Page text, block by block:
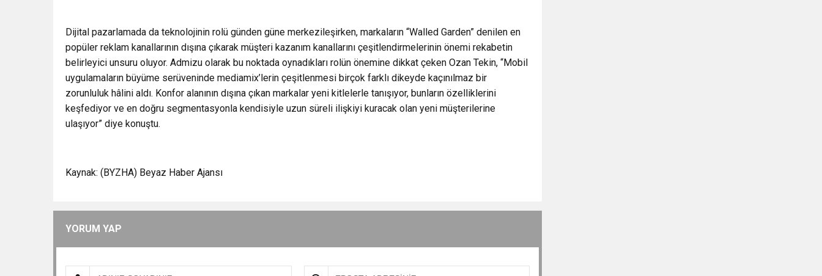
Dijital pazarlamada da teknolojinin rolü günden güne merkezileşirken, markaların “Walled Garden” denilen en
popüler reklam kanallarının dışına çıkarak müşteri kazanım kanallarını çeşitlendirmelerinin önemi rekabetin
belirleyici unsuru oluyor. Admizu olarak bu noktada oynadıkları rolün önemine dikkat çeken Ozan Tekin, “Mobil
uygulamaların büyüme serüveninde mediamix’lerin çeşitlenmesi birçok farklı dikeyde kaçınılmaz bir
zorunluluk hâlini aldı. Konfor alanının dışına çıkan markalar yeni kitlelerle tanışıyor, bunların özelliklerini
keşfediyor ve en doğru segmentasyonla kendisiyle uzun süreli ilişkiyi kuracak olan yeni müşterilerine
ulaşıyor” diye konuştu.
Kaynak: (BYZHA) Beyaz Haber Ajansı
YORUM YAP